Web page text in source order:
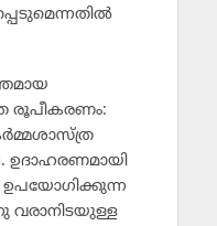
രൂപീകരണം:
ഉദാഹരണമായി
ഉപയോഗിക്കുന്ന
വരാനിടയുള്ള